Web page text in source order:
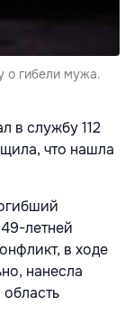
о гибели мужа.
в службу 112
что нашла
летней
в ходе
нанесла